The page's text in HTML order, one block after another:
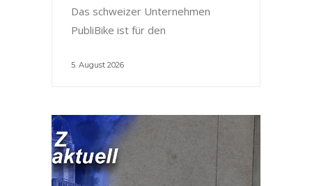
Das schweizer Unternehmen
PubliBike ist für den
5. August 2026